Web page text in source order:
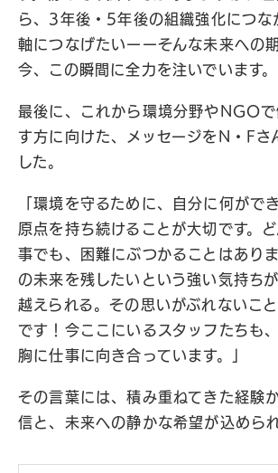
ら、3年後・5年後の組織強化につな
軸につなげたいーーそんな未来への
今、この瞬間に全力を注いでいます。
最後に、これから環境分野やNGO
す方に向けた、メッセージをN・Fさ
した。
「環境を守るために、自分に何が
原点を持ち続けることが大切です。
事でも、困難にぶつかることはあり
の未来を残したいという強い気持ち
越えられる。その思いがぶれないこ
です！今ここにいるスタッフたちも
胸に仕事に向き合っています。」
その言葉には、積み重ねてきた経験
信と、未来への静かな希望が込めら